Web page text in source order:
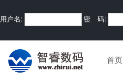
用户名: 密 码:
首页